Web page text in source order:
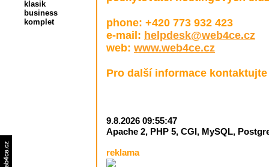
klasik
business
komplet
phone: +420 773 932 423
e-mail: helpdesk@web4ce.cz
web: www.web4ce.cz
Pro další informace
9.8.2026 09:55:47
Apache 2, PHP 5, CGI, MySQL,
reklama